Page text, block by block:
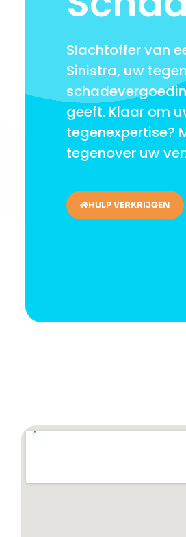
Slachtoffer van
Sinistra, uw
geeft. Klaar om
tegenexpertise?
tegenover uw
HULP VERKRIJGEN